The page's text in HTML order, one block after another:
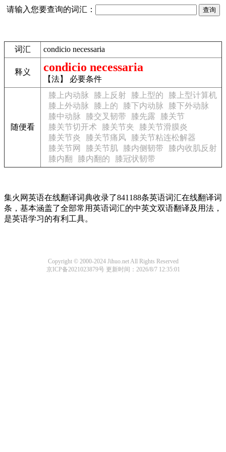
请输入您要查询的词汇：
词汇 condicio necessaria
释义 condicio necessaria
【法】 必要条件
随便看
膝上内动脉 膝上反射 膝上型的
膝上型计算机
膝上外动脉
膝上的 膝下内动脉
膝下外动脉
膝中动脉
膝交叉韧带 膝先露
膝关节
膝关节切开术
膝关节夹
膝关节滑膜炎
膝关节炎
膝关节痛风
膝关节粘连松解器
膝关节网
膝关节肌 膝内侧韧带
膝内收肌反射
膝内翻
膝内翻的 膝冠状韧带
集火网英语在线翻译词典收录了841188条英语词汇在线翻译词
条，基本涵盖了全部常用英语词汇的中英文双语翻译及用法，
是英语学习的有利工具。
Copyright © 2000-2024 Jihuo.net All Rights Reserved
京ICP备2021023879号更新时间：2026/8/7 12:35:01